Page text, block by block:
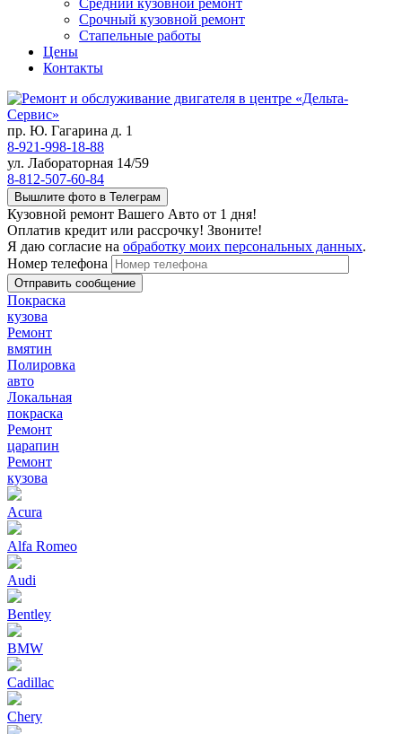
Средний кузовной ремонт
Срочный кузовной ремонт
Стапельные работы
Цены
Контакты
пр. Ю. Гагарина д. 1
8-921-998-18-88
ул. Лабораторная 14/59
8-812-507-60-84
Вышлите фото в Телеграм
Кузовной ремонт Вашего Авто от 1 дня!
Оплатив кредит или рассрочку! Звоните!
Я даю согласие на обработку моих персональных данных.
Номер телефона
Покраска
кузова
Ремонт
вмятин
Полировка
авто
Локальная
покраска
Ремонт
царапин
Ремонт
кузова
Acura
Alfa Romeo
Audi
Bentley
BMW
Cadillac
Chery